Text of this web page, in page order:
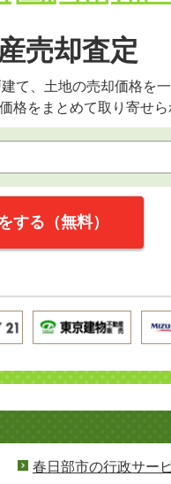
売却査定
て、土地の売却価格を
格をまとめて取り寄せ
する（無料）
春日部市の行政サー